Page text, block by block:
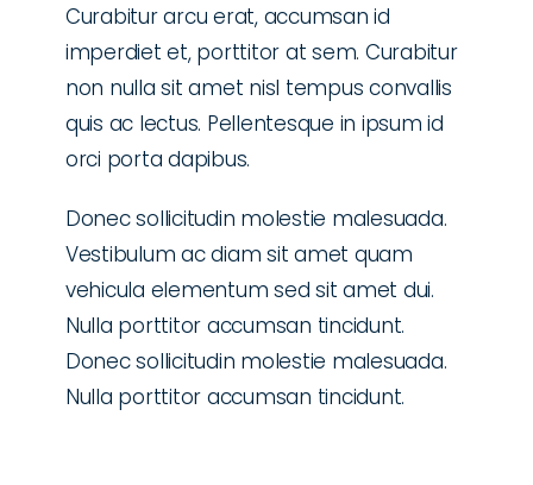
Curabitur arcu erat, accumsan id
imperdiet et, porttitor at sem. Curabitur
non nulla sit amet nisl tempus convallis
quis ac lectus. Pellentesque in ipsum id
orci porta dapibus.
Donec sollicitudin molestie malesuada.
Vestibulum ac diam sit amet quam
vehicula elementum sed sit amet dui.
Nulla porttitor accumsan tincidunt.
Donec sollicitudin molestie malesuada.
Nulla porttitor accumsan tincidunt.